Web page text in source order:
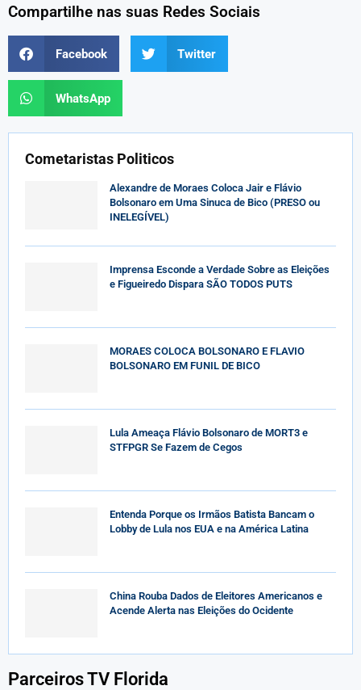
Compartilhe nas suas Redes Sociais
Facebook Twitter
WhatsApp
Cometaristas Politicos
Alexandre de Moraes Coloca Jair e Flávio
Bolsonaro em Uma Sinuca de Bico (PRESO ou
INELEGÍVEL)
Imprensa Esconde a Verdade Sobre as Eleições
e Figueiredo Dispara SÃO TODOS PUTS
MORAES COLOCA BOLSONARO E FLAVIO
BOLSONARO EM FUNIL DE BICO
Lula Ameaça Flávio Bolsonaro de MORT3 e
STFPGR Se Fazem de Cegos
Entenda Porque os Irmãos Batista Bancam o
Lobby de Lula nos EUA e na América Latina
China Rouba Dados de Eleitores Americanos e
Acende Alerta nas Eleições do Ocidente
Parceiros TV Florida